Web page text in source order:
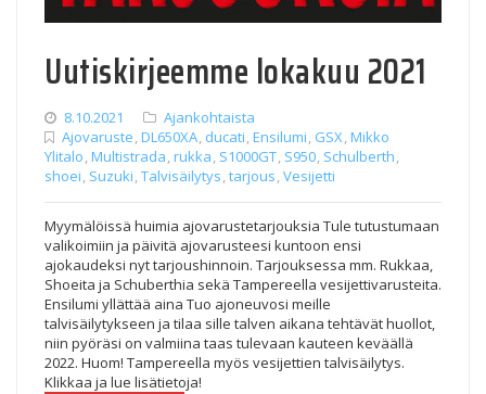
Uutiskirjeemme lokakuu 2021
8.10.2021
Ajankohtaista
Ajovaruste,DL650XA, ducati,Ensilumi, GSX,Mikko
Ylitalo,Multistrada,rukka, S1000GT, S950, Schulberth,
shoei, Suzuki,Talvisäilytys,tarjous,Vesijetti
Myymälöissä huimia ajovarustetarjouksia Tule tutustumaan
valikoimiin ja päivitä ajovarusteesi kuntoon ensi
ajokaudeksi nyt tarjoushinnoin. Tarjouksessa mm. Rukkaa,
Shoeita ja Schuberthia sekä Tampereella vesijettivarusteita.
Ensilumi yllättää aina Tuo ajoneuvosi meille
talvisäilytykseen ja tilaa sille talven aikana tehtävät huollot,
niin pyöräsi on valmiina taas tulevaan kauteen keväällä
2022. Huom! Tampereella myös vesijettien talvisäilytys.
Klikkaa ja lue lisätietoja!